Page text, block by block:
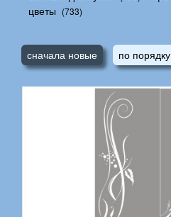
цветы (733)
сначала новые по порядку